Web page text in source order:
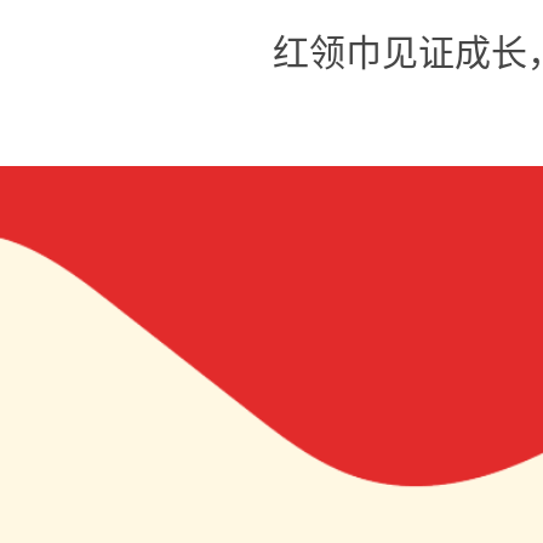
红领巾见证成